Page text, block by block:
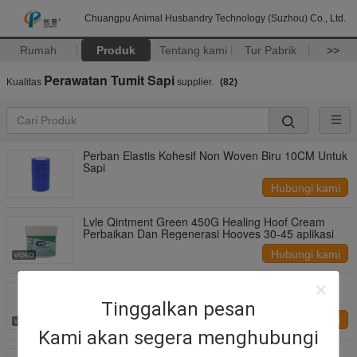
Chuangpu Animal Husbandry Technology (Suzhou) Co., Ltd.
Rumah Produk Tentang kami Tur Pabrik >>
Tinggalkan pesan
Kami akan segera menghubungi
Kualitas Perawatan Tumit Sapi supplier. (82)
Perban Elastis Kohesif Non Woven Biru 10CM Untuk
Sapi
Hubungi kami
Lvle Qintment Green 450G Healing Hoof Cream
Perbaikan Dan Regenerasi Hooves 30-45 aplikasi
Hubungi kami
350ml Semprotan Kaki untuk Perlindungan dan
Regenerasi Kaki
Hubungi kami